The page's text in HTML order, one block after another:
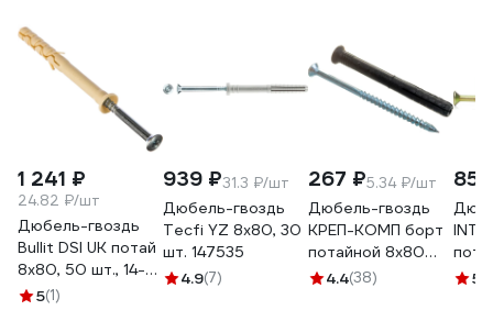
1 241 ₽
24.82 ₽/шт
Дюбель-гвоздь
Bullit DSI UK потай
8x80, 50 шт., 14-
0013720
5(1)
939 ₽31.3 ₽/шт
Дюбель-гвоздь
Tecfi YZ 8x80, 30
шт. 147535
4.9(7)
267 ₽5.34 ₽/шт
Дюбель-гвоздь
КРЕП-КОМП борт
потайной 8х80
50шт дг880
4.4(38) 5